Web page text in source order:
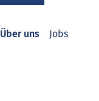
Über uns Jobs